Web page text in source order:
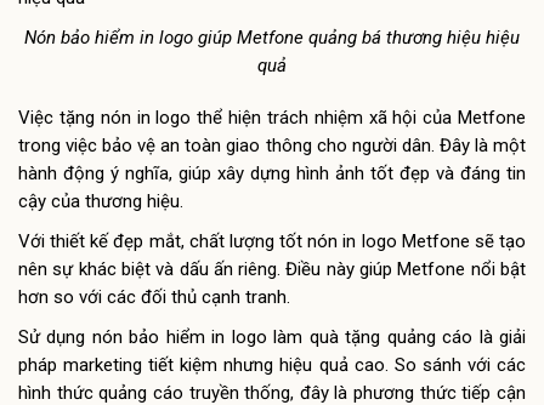
Nón bảo hiểm in logo giúp Metfone quảng bá thương hiệu hiệu
quả
Việc tặng nón in logo thể hiện trách nhiệm xã hội của Metfone
trong việc bảo vệ an toàn giao thông cho người dân. Đây là một
hành động ý nghĩa, giúp xây dựng hình ảnh tốt đẹp và đáng tin
cậy của thương hiệu.
Với thiết kế đẹp mắt, chất lượng tốt nón in logo Metfone sẽ tạo
nên sự khác biệt và dấu ấn riêng. Điều này giúp Metfone nổi bật
hơn so với các đối thủ cạnh tranh.
Sử dụng nón bảo hiểm in logo làm quà tặng quảng cáo là giải
pháp marketing tiết kiệm nhưng hiệu quả cao. So sánh với các
hình thức quảng cáo truyền thống, đây là phương thức tiếp cận